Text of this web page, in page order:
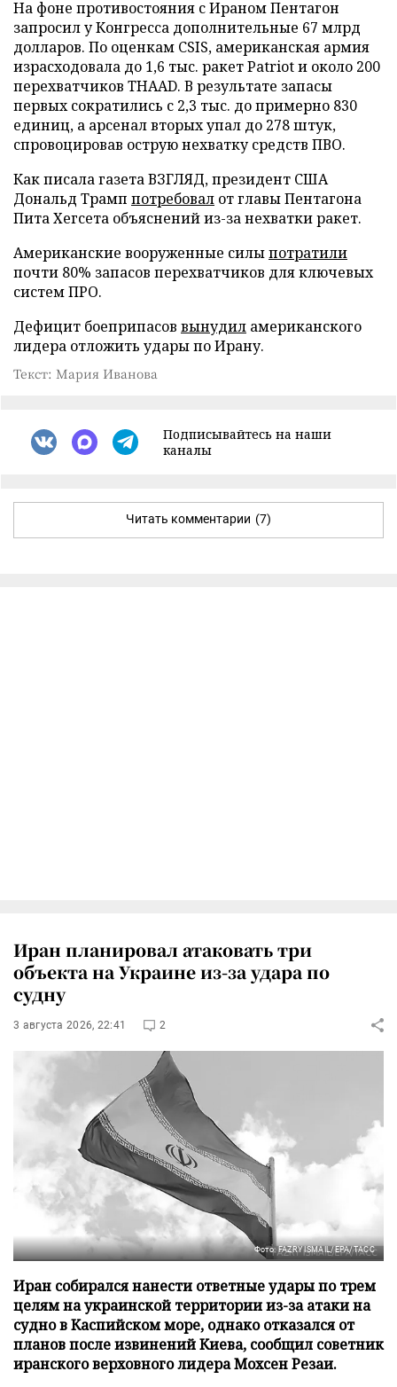
На фоне противостояния с Ираном Пентагон
запросил у Конгресса дополнительные 67 млрд
долларов. По оценкам CSIS, американская армия
израсходовала до 1,6 тыс. ракет Patriot и около 200
перехватчиков THAAD. В результате запасы
первых сократились с 2,3 тыс. до примерно 830
единиц, а арсенал вторых упал до 278 штук,
спровоцировав острую нехватку средств ПВО.
Как писала газета ВЗГЛЯД, президент США
Дональд Трамп потребовал от главы Пентагона
Пита Хегсета объяснений из-за нехватки ракет.
Американские вооруженные силыпотратили
почти 80% запасов перехватчиков для ключевых
систем ПРО.
Дефицит боеприпасов вынудил американского
лидера отложить удары по Ирану.
Текст: Мария Иванова
Подписывайтесь на наши
каналы
Читать комментарии (7)
Иран планировал атаковать три
объекта на Украине из-за удара по
судну
3 августа 2026, 22:41 2
Фото: FAZRY ISMAIL/EPA/ТАСС
Иран собирался нанести ответные удары по трем
целям на украинской территории из-за атаки на
судно в Каспийском море, однако отказался от
планов после извинений Киева, сообщил советник
иранского верховного лидера Мохсен Резаи.